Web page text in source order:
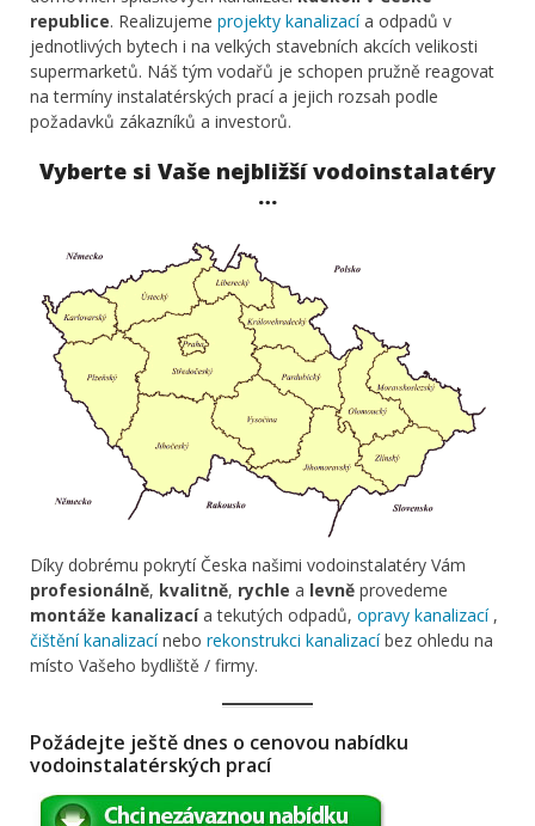
republice. Realizujeme projekty kanalizacía odpadů v
jednotlivých bytech i na velkých stavebních akcích velikosti
supermarketů. Náš tým vodařů je schopen pružně reagovat
na termíny instalatérských prací a jejich rozsah podle
požadavků zákazníků a investorů.
Vyberte si Vaše nejbližší vodoinstalatéry
…
Díky dobrému pokrytí Česka našimi vodoinstalatéry Vám
profesionálně, kvalitně, rychle a levně provedeme
montáže kanalizacía tekutých odpadů, opravy kanalizací,
čištění kanalizacínebo rekonstrukci kanalizacíbez ohledu na
místo Vašeho bydliště / firmy.
Požádejte ještě dnes o cenovou nabídku
vodoinstalatérských prací